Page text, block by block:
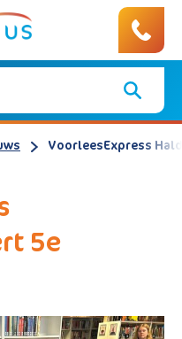
VoorleesExpress
5e